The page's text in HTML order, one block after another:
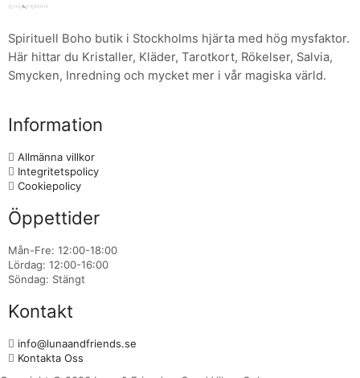
Spirituell Boho butik i Stockholms hjärta med hög mysfaktor.
Här hittar du Kristaller, Kläder, Tarotkort, Rökelser, Salvia,
Smycken, Inredning och mycket mer i vår magiska värld.
Information
Allmänna villkor
Integritetspolicy
Cookiepolicy
Öppettider
Mån-Fre: 12:00-18:00
Lördag: 12:00-16:00
Söndag: Stängt
Kontakt
info@lunaandfriends.se
Kontakta Oss